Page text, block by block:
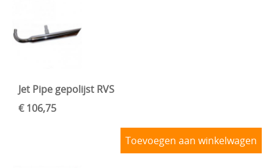
Jet Pipe gepolijst RVS
€ 106,75
Toevoegen aan winkelwagen